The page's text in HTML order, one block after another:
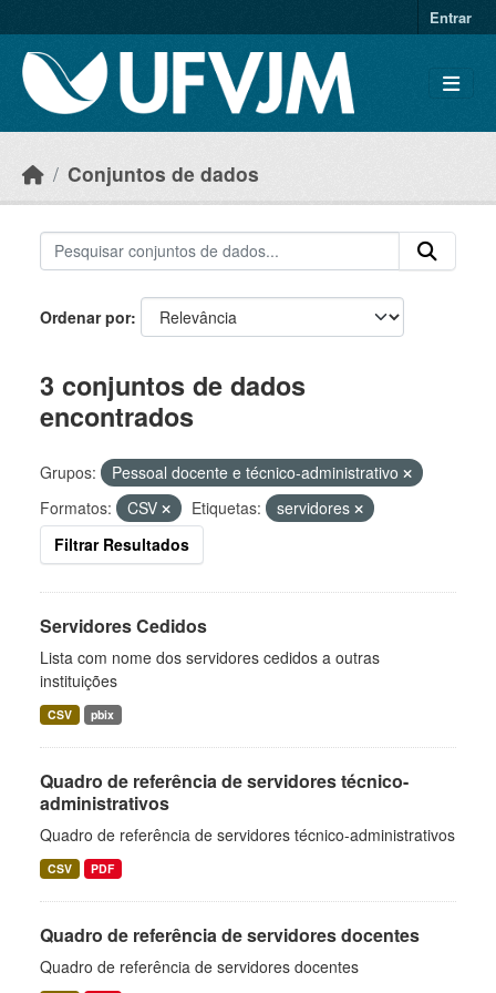
Entrar
Conjuntos de dados
Ordenar por
3 conjuntos de dados
encontrados
Grupos:
Pessoal docente e técnico-administrativo
Formatos:
CSV Etiquetas:
servidores
Filtrar Resultados
Servidores Cedidos
Lista com nome dos servidores cedidos a outras
instituições
CSV pbix
Quadro de referência de servidores técnico-
administrativos
Quadro de referência de servidores técnico-administrativos
CSV PDF
Quadro de referência de servidores docentes
Quadro de referência de servidores docentes